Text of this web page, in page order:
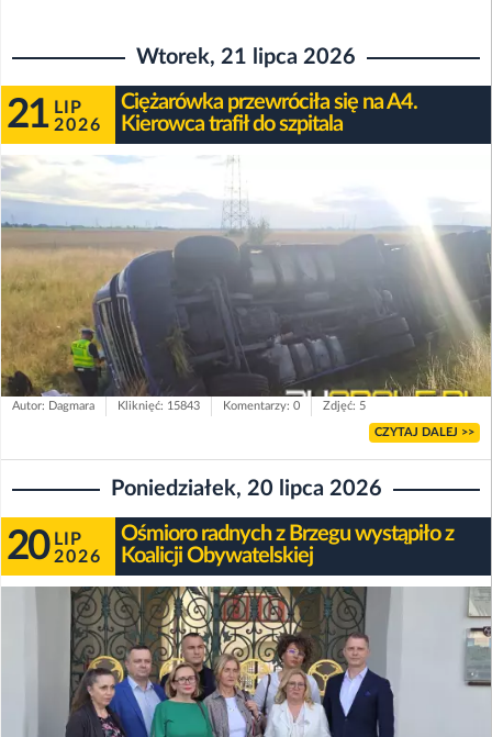
Wtorek, 21 lipca 2026
21 LIP
2026
Ciężarówka przewróciła się na A4.
Kierowca trafił do szpitala
Autor: Dagmara Kliknięć: 15843 Komentarzy: 0 Zdjęć: 5
CZYTAJ DALEJ >>
Poniedziałek, 20 lipca 2026
20 LIP
2026
Ośmioro radnych z Brzegu wystąpiło z
Koalicji Obywatelskiej